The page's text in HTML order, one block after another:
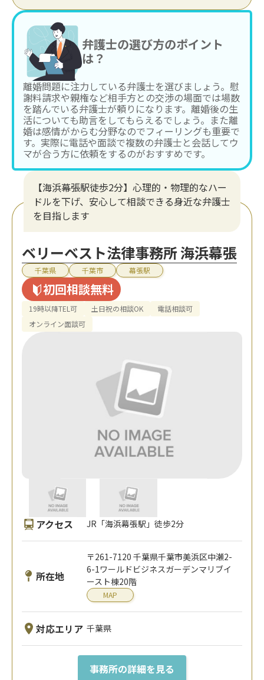
弁護士の選び方のポイント
は？
離婚問題に注力している弁護士を選びましょう。慰
謝料請求や親権など相手方との交渉の場面では場数
を踏んでいる弁護士が頼りになります。離婚後の生
活についても助言をしてもらえるでしょう。また離
婚は感情がからむ分野なのでフィーリングも重要で
す。実際に電話や面談で複数の弁護士と会話してウ
マが合う方に依頼をするのがおすすめです。
【海浜幕張駅徒歩2分】心理的・物理的なハー
ドルを下げ、安心して相談できる身近な弁護士
を目指します
ベリーベスト法律事務所 海浜幕張
千葉県 千葉市 幕張駅
初回相談無料
19時以降TEL可 土日祝の相談OK
電話相談可
オンライン面談可
アクセス JR「海浜幕張駅」徒歩2分
所在地
〒261-7120 千葉県千葉市美浜区中瀬2-
6-1ワールドビジネスガーデンマリブイ
ースト棟20階
MAP
対応エリア 千葉県
事務所の詳細を見る